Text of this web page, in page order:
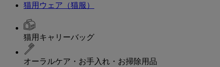
猫用ウェア（猫服）
猫用キャリーバッグ
オーラルケア・お手入れ・お掃除用品